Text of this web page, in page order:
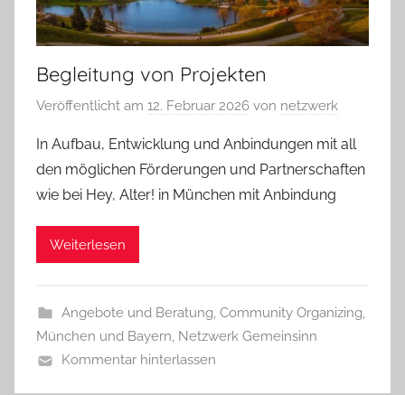
Begleitung von Projekten
Veröffentlicht am 12. Februar 2026 von netzwerk
In Aufbau, Entwicklung und Anbindungen mit all
den möglichen Förderungen und Partnerschaften
wie bei Hey, Alter! in München mit Anbindung
Weiterlesen
Angebote und Beratung, Community Organizing,
München und Bayern, Netzwerk Gemeinsinn
Kommentar hinterlassen